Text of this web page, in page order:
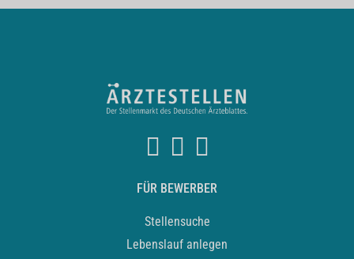
FÜR BEWERBER
Stellensuche
Lebenslauf anlegen